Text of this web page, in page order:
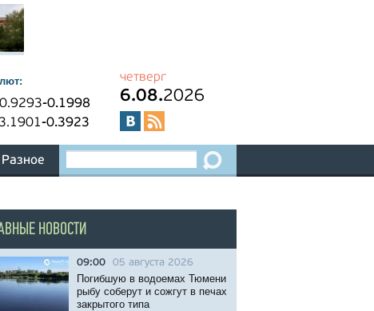
-0.1998
-0.3923
четверг
6.08.2026
Разное
НОВОСТИ
09:00 05 августа 2026
Погибшую в водоемах Тюмени
рыбу соберут и сожгут в печах
закрытого типа